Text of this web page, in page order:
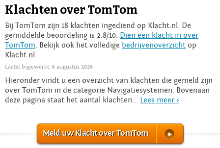
Login
Klachten over TomTom
Bij TomTom zijn 18 klachten ingediend op Klacht.nl. De
gemiddelde beoordeling is 2.8/10. Dien een klacht in over
TomTom . Bekijk ook het volledige bedrijvenoverzicht op
Klacht.nl.
Laatst bijgewerkt: 6 augustus 2026
Hieronder vindt u een overzicht van klachten die gemeld zijn
over TomTom in de categorie Navigatiesystemen. Bovenaan
deze pagina staat het aantal klachten... Lees meer >
Meld uw Klacht over TomTom